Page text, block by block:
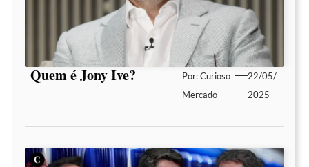
Quem é Jony Ive? Por:Curioso
Mercado
22/05/
2025